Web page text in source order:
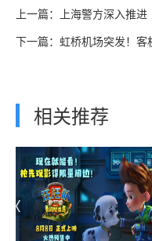
上一篇：上海警方深入推
下一篇：虹桥机场突发！客
相关推荐